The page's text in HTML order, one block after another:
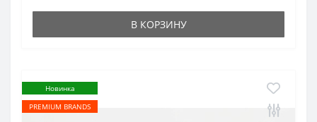
В КОРЗИНУ
Новинка
PREMIUM BRANDS